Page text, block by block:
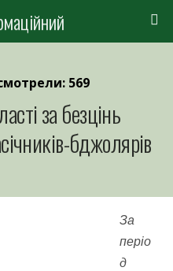
569
за безцінь
бджолярів
За
періо
д